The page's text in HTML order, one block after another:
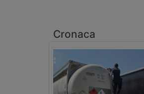
Cronaca